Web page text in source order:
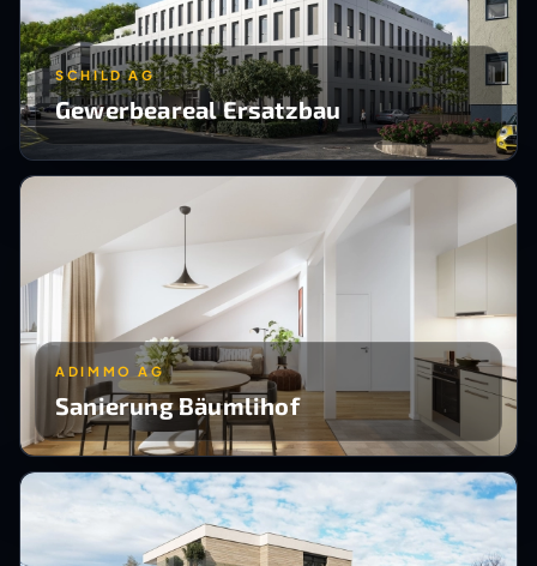
SCHILD AG
Gewerbeareal Ersatzbau
ADIMMO AG
Sanierung Bäumlihof